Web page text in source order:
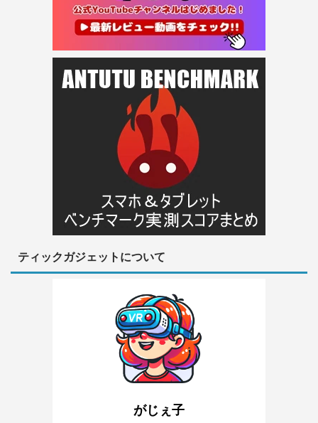
ティックガジェットについて
がじぇ子